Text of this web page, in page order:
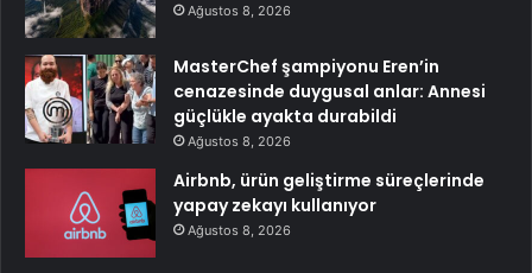
Ağustos 8, 2026
MasterChef şampiyonu Eren’in
cenazesinde duygusal anlar: Annesi
güçlükle ayakta durabildi
Ağustos 8, 2026
Airbnb, ürün geliştirme süreçlerinde
yapay zekayı kullanıyor
Ağustos 8, 2026